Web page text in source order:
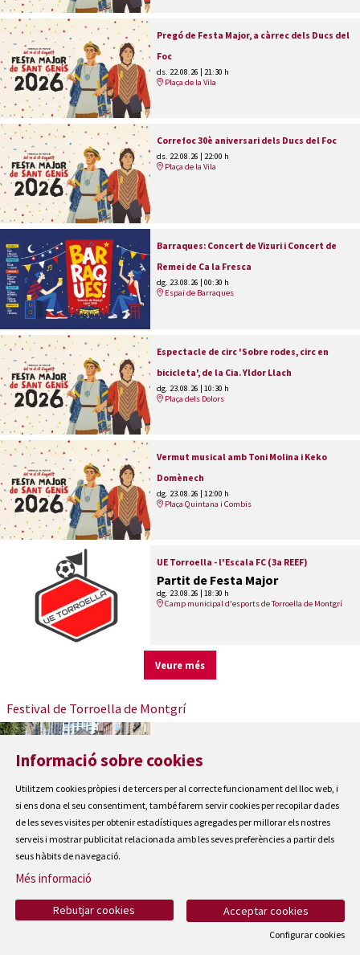
Pregó de Festa Major, a càrrec dels Ducs del
Foc
ds. 22.08.26 | 21:30 h
Plaça de la Vila
Correfoc 30è aniversari dels Ducs del Foc
ds. 22.08.26
22:00 h
Plaça de la Vila
Barraques: Concert de Vizuri i Concert de
Remei de Ca la Fresca
dg. 23.08.26
00:30 h
Espai de Barraques
Espectacle de circ 'Sobre rodes, circ en
bicicleta', de la Cia. Yldor Llach
dg. 23.08.26 | 10:30 h
Plaça dels Dolors
Vermut musical amb Toni Molina i Keko
Domènech
dg. 23.08.26 | 12:00 h
Plaça Quintana i Combis
UE Torroella - l'Escala FC (3a REEF)
Partit de Festa Major
dg. 23.08.26
18:30 h
Camp municipal d'esports de Torroella de Montgrí
Veure més
Festival de Torroella de Montgrí
Leonskaja
ds. 08.08.26|20:30 h
Auditori Teatre Espai Ter
Venice Baroque Orchestra & Chouchane
Auditori Teatre Espai Ter
Informació sobre cookies
Utilitzem cookies pròpies i de tercers per al correcte funcionament del lloc web, i
si ens dona el seu consentiment, també farem servir cookies per recopilar dades
de les seves visites per obtenir estadístiques agregades per millorar els nostres
serveis i mostrar publicitat relacionada amb les seves preferències a partir dels
seus hàbits de navegació.
Més informació
Acceptar cookies
Rebutjar cookies
Configurar cookies